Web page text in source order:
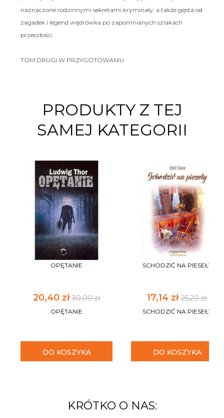
naznaczone rodzinnymi sekretami kryminały, a także gęsta od
zagadek i legend wędrówka po zapomnianych szlakach
przeszłości.
TOM DRUGI W PRZYGOTOWANIU
PRODUKTY Z TEJ
SAMEJ KATEGORII
OPĘTANIE
20,40 zł30,00 zł
OPĘTANIE
DO KOSZYKA
SCHODZIĆ NA PIESEŁY
17,14 zł 25,20 zł
SCHODZIĆ NA PIESEŁY
DO KOSZYKA
KRÓTKO O NAS: